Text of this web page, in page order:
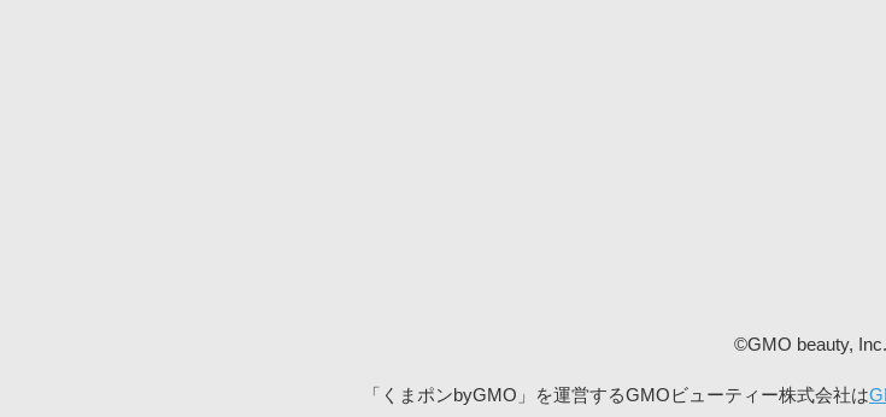
©GMO beauty, Inc.
「くまポンbyGMO」を運営するGMOビューティー株式会社は